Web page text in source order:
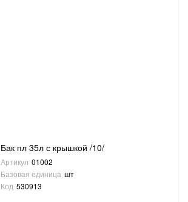
Бак пл 35л с крышкой /10/
Артикул 01002
Базовая единица шт
Код 530913